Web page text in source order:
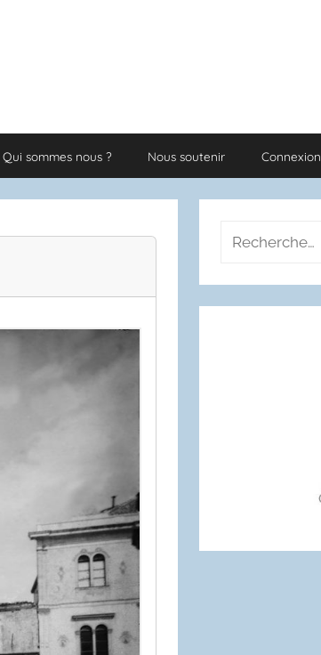
Qui sommes nous ? Nous soutenir Connexion
Recherche
: